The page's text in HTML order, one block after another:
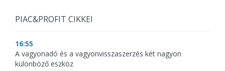
PIAC&PROFIT CIKKEI
16:55
A vagyonadó és a vagyonvisszaszerzés két nagyon
különböző eszköz